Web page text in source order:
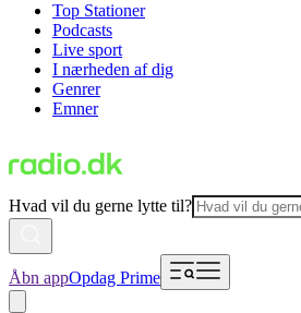
Top Stationer
Podcasts
Live sport
I nærheden af dig
Genrer
Emner
Hvad vil du gerne lytte til?
Åbn appOpdag Prime